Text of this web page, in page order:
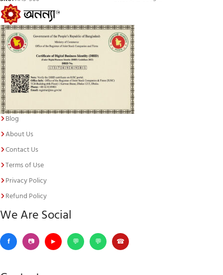
Blog
About Us
Contact Us
Terms of Use
Privacy Policy
Refund Policy
We Are Social